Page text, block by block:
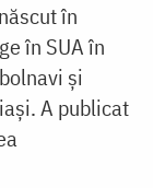
în
în SUA în
și
A publicat